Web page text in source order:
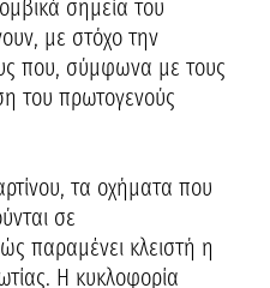
σημεία του
με στόχο την
που, σύμφωνα με τους
του πρωτογενούς
τα οχήματα που
σε
παραμένει κλειστή η
Η κυκλοφορία